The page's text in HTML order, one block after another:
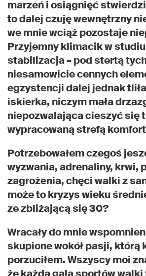
marzeń i osiągnięć
to dalej czuję wewnętrzny
we mnie wciąż pozostaje
Przyjemny klimacik w
stabilizacja – pod stertą
niesamowicie cennych
egzystencji dalej jednak
iskierka, niczym mała
niepozwalająca cieszyć się
wypracowaną strefą
Potrzebowałem czegoś
wyzwania, adrenaliny, krwi,
zagrożenia, chęci walki z
może to kryzys wieku
ze zbliżającą się 30?
Wracały do mnie
skupione wokół pasji, którą
porzuciłem. Wszyscy moi